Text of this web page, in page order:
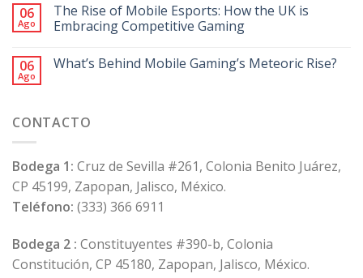
Casino
in
Online
06
Ago
The Rise of Mobile Esports: How the UK is
Embracing Competitive Gaming
06
Ago
What’s Behind Mobile Gaming’s Meteoric Rise?
CONTACTO
Bodega 1: Cruz de Sevilla #261, Colonia Benito Juárez,
CP 45199, Zapopan, Jalisco, México.
Teléfono: (333) 366 6911
Bodega 2 : Constituyentes #390-b, Colonia
Constitución, CP 45180, Zapopan, Jalisco, México.